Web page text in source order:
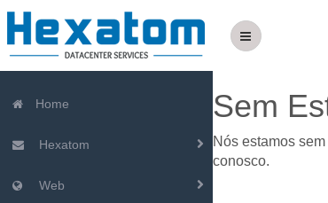
Home
Hexatom
Web
Sem
Nós estamos
conosco.